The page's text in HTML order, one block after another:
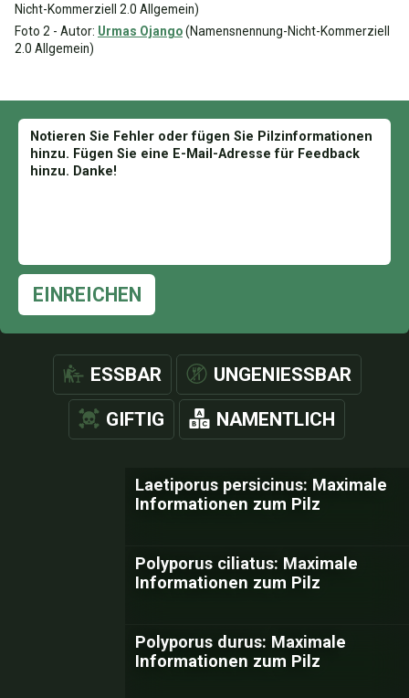
Nicht-Kommerziell 2.0 Allgemein)
Foto 2 - Autor: Urmas Ojango(Namensnennung-Nicht-Kommerziell
2.0 Allgemein)
EINREICHEN
ESSBAR UNGENIESSBAR
GIFTIG NAMENTLICH
Laetiporus persicinus: Maximale
Informationen zum Pilz
Polyporus ciliatus: Maximale
Informationen zum Pilz
Polyporus durus: Maximale
Informationen zum Pilz